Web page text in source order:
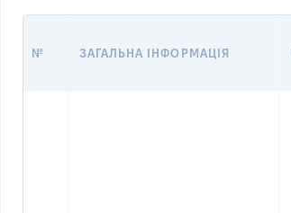
№ ЗАГАЛЬНА ІНФОРМАЦІЯ